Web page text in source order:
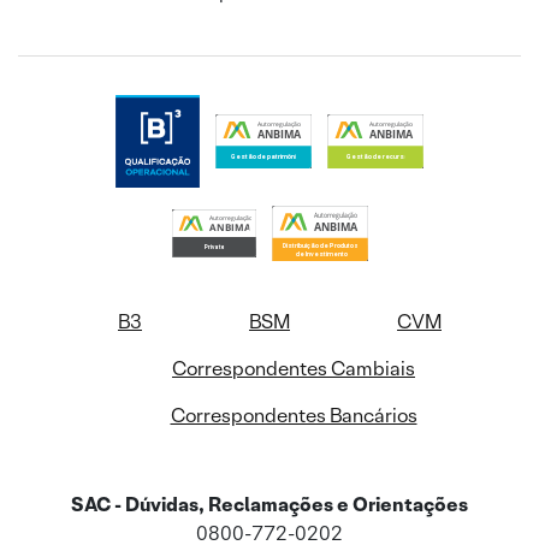
B3 BSM
CVM
Correspondentes Cambiais
Correspondentes Bancários
SAC - Dúvidas, Reclamações e Orientações
0800-772-0202